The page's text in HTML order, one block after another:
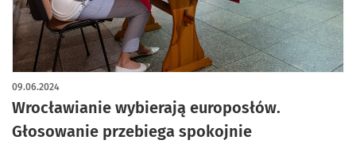
Wrocławianie wybierają europosłów.
Głosowanie przebiega spokojnie
09.06.2024
artykuł z galerią zdjęć